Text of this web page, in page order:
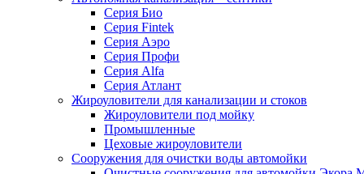
Серия Био
Серия Fintek
Серия Аэро
Серия Профи
Серия Alfa
Серия Атлант
Жироуловители для канализации и стоков
Жироуловители под мойку
Промышленные
Цеховые жироуловители
Сооружения для очистки воды автомойки